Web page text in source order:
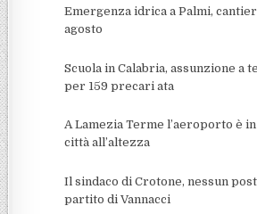
Emergenza idrica a Palmi,
agosto
Scuola in Calabria, assunzione a
per 159 precari ata
A Lamezia Terme l’aeroporto è
città all’altezza
Il sindaco di Crotone, nessun
partito di Vannacci